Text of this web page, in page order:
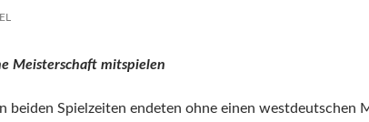
Meisterschaft mitspielen
beiden Spielzeiten endeten ohne einen westdeutschen